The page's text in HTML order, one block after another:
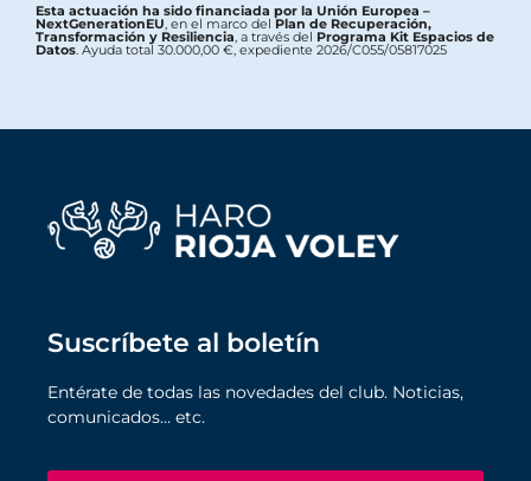
Esta actuación ha sido financiada por la Unión Europea –
NextGenerationEU , en el marco delPlan de Recuperación,
Transformación y Resiliencia , a través del Programa Kit Espacios de
Datos . Ayuda total 30.000,00 €, expediente 2026/C055/05817025
Suscríbete al boletín
Entérate de todas las novedades del club. Noticias,
comunicados… etc.